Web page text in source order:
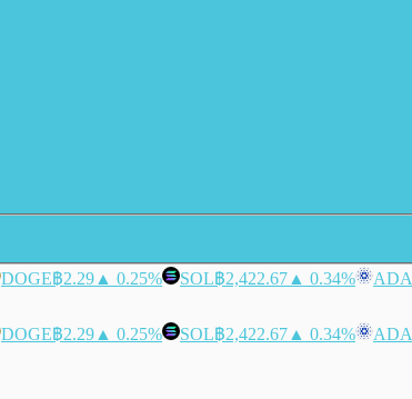
DOGE฿2.29 ▲ 0.25% SOL฿2,422.67 ▲ 0.34% ADA
DOGE฿2.29 ▲ 0.25% SOL฿2,422.67 ▲ 0.34% ADA